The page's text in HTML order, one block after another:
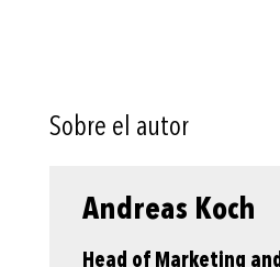
Sobre el autor
Andreas Koch
Head of Marketing